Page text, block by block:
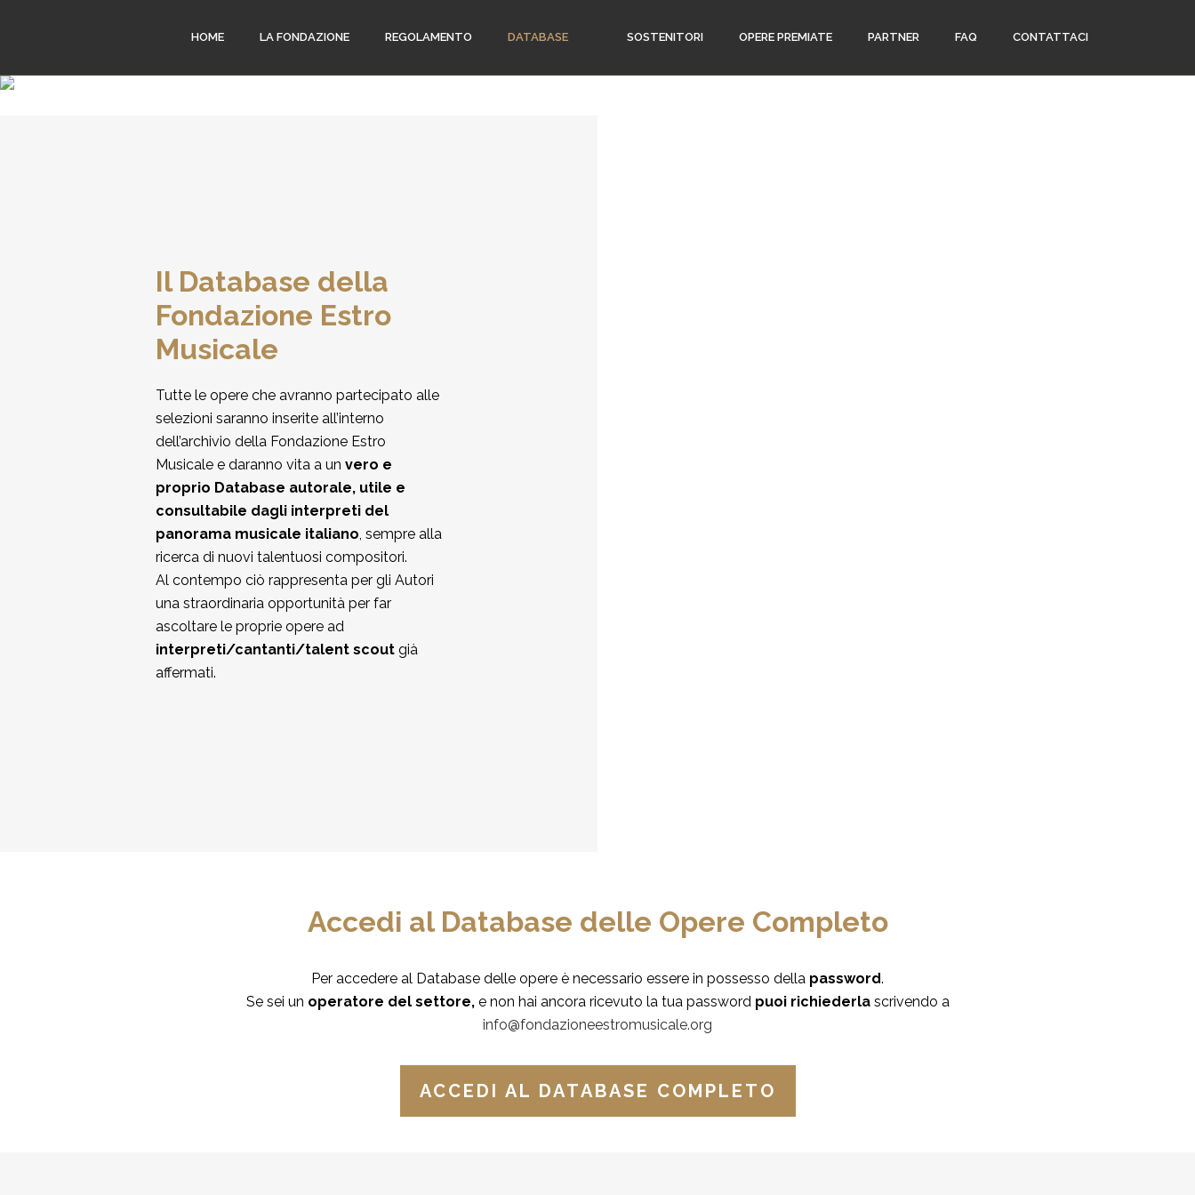
HOME LA FONDAZIONE REGOLAMENTO DATABASE SOSTENITORI OPERE PREMIATE PARTNER FAQ CONTATTACI
Il Database della
Fondazione Estro
Musicale
Tutte le opere che avranno partecipato alle
selezioni saranno inserite all’interno
dell’archivio della Fondazione Estro
Musicale e daranno vita a un vero e
proprio Database autorale, utile e
consultabile dagli interpreti del
panorama musicale italiano, sempre alla
ricerca di nuovi talentuosi compositori.
Al contempo ciò rappresenta per gli Autori
una straordinaria opportunità per far
ascoltare le proprie opere ad
interpreti/cantanti/talent scout già
affermati.
Accedi al Database delle Opere Completo
Per accedere al Database delle opere è necessario essere in possesso della password.
Se sei un operatore del settore,e non hai ancora ricevuto la tua password puoi richiederlascrivendo a
info@fondazioneestromusicale.org
ACCEDI AL DATABASE COMPLETO